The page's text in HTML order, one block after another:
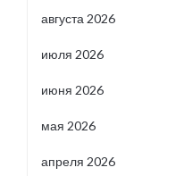
августа 2026
июля 2026
июня 2026
мая 2026
апреля 2026